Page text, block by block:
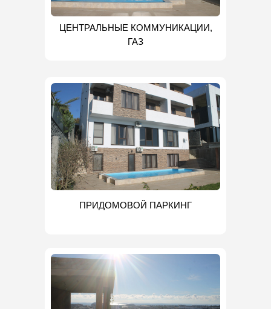
ЦЕНТРАЛЬНЫЕ КОММУНИКАЦИИ,
ГАЗ
ПРИДОМОВОЙ ПАРКИНГ